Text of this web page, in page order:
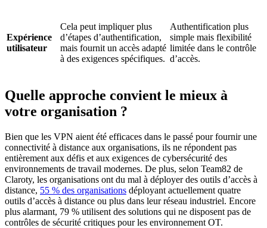
Expérience
utilisateur
Cela peut impliquer plus
d’étapes d’authentification,
mais fournit un accès adapté
à des exigences spécifiques.
Authentification plus
simple mais flexibilité
limitée dans le contrôle
d’accès.
Quelle approche convient le mieux à
votre organisation ?
Bien que les VPN aient été efficaces dans le passé pour fournir une
connectivité à distance aux organisations, ils ne répondent pas
entièrement aux défis et aux exigences de cybersécurité des
environnements de travail modernes. De plus, selon Team82 de
Claroty, les organisations ont du mal à déployer des outils d’accès à
distance, 55 % des organisations déployant actuellement quatre
outils d’accès à distance ou plus dans leur réseau industriel. Encore
plus alarmant, 79 % utilisent des solutions qui ne disposent pas de
contrôles de sécurité critiques pour les environnement OT.